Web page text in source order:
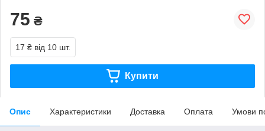
75 ₴
17 ₴ від 10 шт.
Купити
Опис Характеристики Доставка Оплата Умови